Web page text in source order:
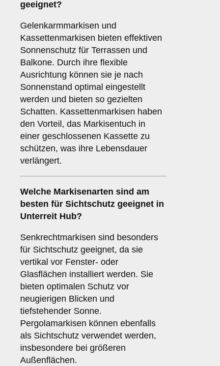
geeignet?
Gelenkarmmarkisen und
Kassettenmarkisen bieten effektiven
Sonnenschutz für Terrassen und
Balkone. Durch ihre flexible
Ausrichtung können sie je nach
Sonnenstand optimal eingestellt
werden und bieten so gezielten
Schatten. Kassettenmarkisen haben
den Vorteil, das Markisentuch in
einer geschlossenen Kassette zu
schützen, was ihre Lebensdauer
verlängert.
Welche Markisenarten sind am
besten für Sichtschutz geeignet in
Unterreit Hub?
Senkrechtmarkisen sind besonders
für Sichtschutz geeignet, da sie
vertikal vor Fenster- oder
Glasflächen installiert werden. Sie
bieten optimalen Schutz vor
neugierigen Blicken und
tiefstehender Sonne.
Pergolamarkisen können ebenfalls
als Sichtschutz verwendet werden,
insbesondere bei größeren
Außenflächen.